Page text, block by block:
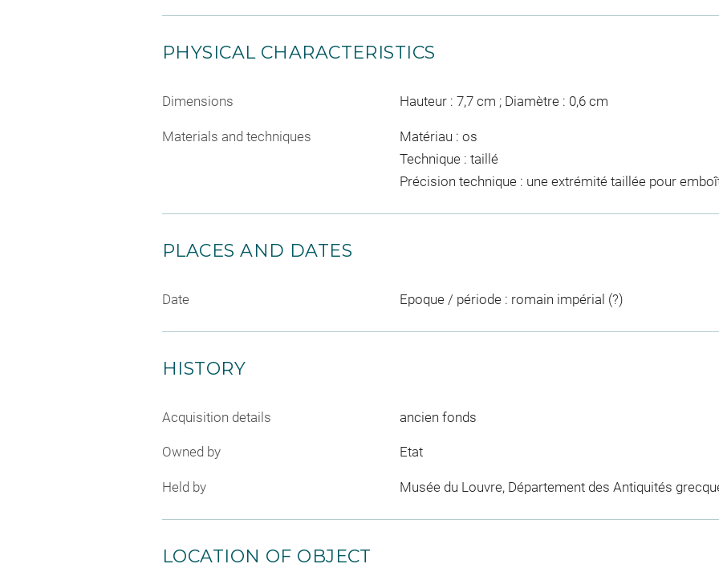
PHYSICAL CHARACTERISTICS
Dimensions Hauteur : 7,7 cm ; Diamètre : 0,6 cm
Materials and techniques
Matériau : os
Technique : taillé
Précision technique : une extrémité taillée pour
PLACES AND DATES
Date Epoque / période : romain impérial (?)
HISTORY
Acquisition details ancien fonds
Owned by Etat
Held by Musée du Louvre, Département des Antiquités
LOCATION OF OBJECT